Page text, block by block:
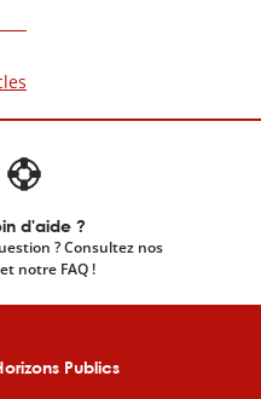
d'aide ?
? Consultez nos
notre FAQ !
Publics